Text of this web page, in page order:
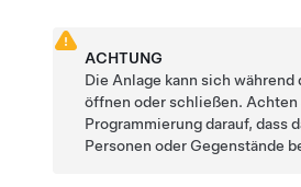
ACHTUNG
Die Anlage kann sich
öffnen oder schließen. Achten
Programmierung darauf, dass
Personen oder Gegenstände